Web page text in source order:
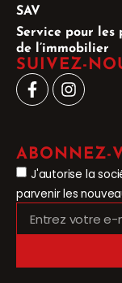
SAV
Service pour les
de l’immobilier
SUIVEZ-
ABONNEZ-
J'autorise la
parvenir les